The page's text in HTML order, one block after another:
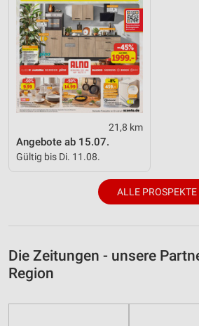
21,8 km
Angebote ab 15.07.
Gültig bis Di. 11.08.
ALLE PROSPEKTE
Die Zeitungen - unsere
Region